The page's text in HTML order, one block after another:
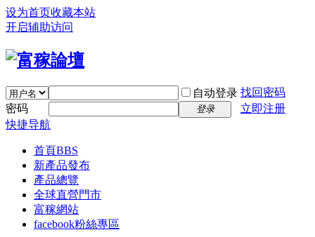
设为首页收藏本站
开启辅助访问
自动登录 找回密码
密码
登录
立即注册
快捷导航
首頁BBS
新產品發布
產品總覽
全球直營門市
富稼網站
facebook粉絲專區